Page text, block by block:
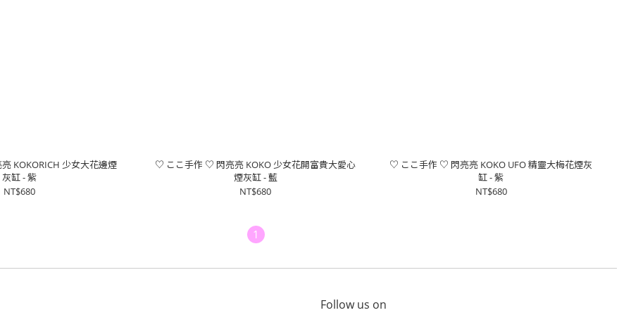
KOKORICH 少女大花邊煙
灰缸 - 紫
NT$680
♡ ここ手作 ♡ 閃亮亮 KOKO 少女花開富貴大愛心
煙灰缸 - 藍
NT$680
♡ ここ手作 ♡ 閃亮亮 KOKO UFO 精靈大梅花煙灰
缸 - 紫
NT$680
1
Follow us on